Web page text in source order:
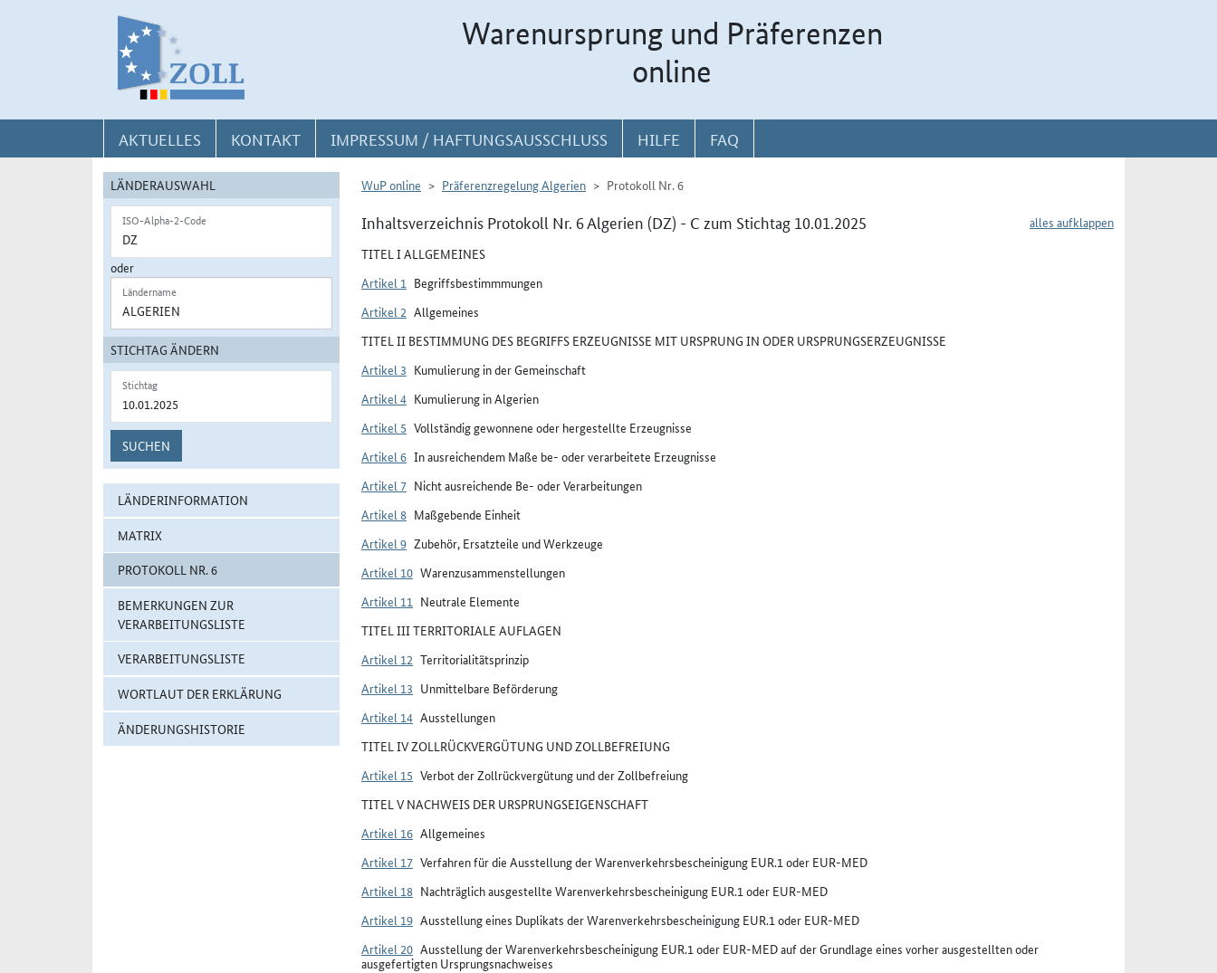
Warenursprung und Präferenzen
online
AKTUELLES KONTAKT IMPRESSUM / HAFTUNGSAUSSCHLUSS HILFE FAQ
LÄNDERAUSWAHL
ISO-Alpha-2-Code
oder
Ländername
STICHTAG ÄNDERN
Stichtag
SUCHEN
LÄNDERINFORMATION
MATRIX
PROTOKOLL NR. 6
BEMERKUNGEN ZUR
VERARBEITUNGSLISTE
VERARBEITUNGSLISTE
WORTLAUT DER ERKLÄRUNG
ÄNDERUNGSHISTORIE
WuP online Präferenzregelung Algerien Protokoll Nr. 6
alles aufklappen
Inhaltsverzeichnis Protokoll Nr. 6 Algerien (DZ) - C zum Stichtag 10.01.2025
TITEL I ALLGEMEINES
Artikel 1 Begriffsbestimmmungen
Artikel 2 Allgemeines
TITEL II BESTIMMUNG DES BEGRIFFS ERZEUGNISSE MIT URSPRUNG IN ODER URSPRUNGSERZEUGNISSE
Artikel 3 Kumulierung in der Gemeinschaft
Artikel 4 Kumulierung in Algerien
Artikel 5 Vollständig gewonnene oder hergestellte Erzeugnisse
Artikel 6 In ausreichendem Maße be- oder verarbeitete Erzeugnisse
Artikel 7 Nicht ausreichende Be- oder Verarbeitungen
Artikel 8 Maßgebende Einheit
Artikel 9 Zubehör, Ersatzteile und Werkzeuge
Artikel 10 Warenzusammenstellungen
Artikel 11 Neutrale Elemente
TITEL III TERRITORIALE AUFLAGEN
Artikel 12 Territorialitätsprinzip
Artikel 13 Unmittelbare Beförderung
Artikel 14 Ausstellungen
TITEL IV ZOLLRÜCKVERGÜTUNG UND ZOLLBEFREIUNG
Artikel 15 Verbot der Zollrückvergütung und der Zollbefreiung
TITEL V NACHWEIS DER URSPRUNGSEIGENSCHAFT
Artikel 16 Allgemeines
Artikel 17 Verfahren für die Ausstellung der Warenverkehrsbescheinigung EUR.1 oder EUR-MED
Artikel 18 Nachträglich ausgestellte Warenverkehrsbescheinigung EUR.1 oder EUR-MED
Artikel 19 Ausstellung eines Duplikats der Warenverkehrsbescheinigung EUR.1 oder EUR-MED
Artikel 20 Ausstellung der Warenverkehrsbescheinigung EUR.1 oder EUR-MED auf der Grundlage eines vorher ausgestellten oder
ausgefertigten Ursprungsnachweises